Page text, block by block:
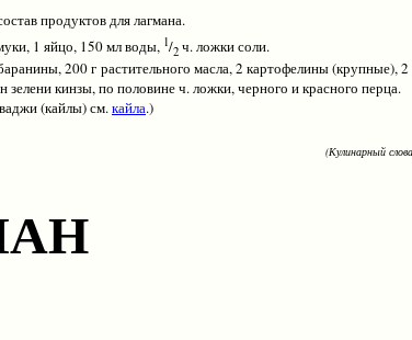
продуктов для лагмана.
1 яйцо, 150 мл воды, 1/2 ч. ложки соли.
200 г растительного масла, 2 картофелины (крупные), 2
зелени кинзы, по половине ч. ложки, черного и красного перца.
(кайлы) см.кайла.)
(Кулинарный